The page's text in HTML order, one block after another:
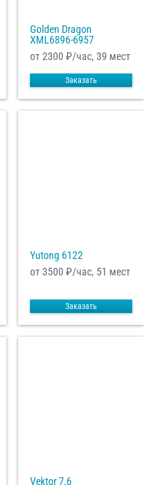
Golden Dragon
XML6896-6957
от 2300 ₽/час, 39 мест
Заказать
Yutong 6122
от 3500 ₽/час, 51 мест
Заказать
Vektor 7,6